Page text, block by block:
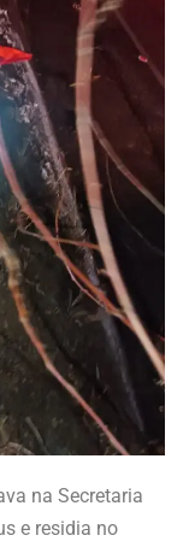
na Secretaria
e residia no